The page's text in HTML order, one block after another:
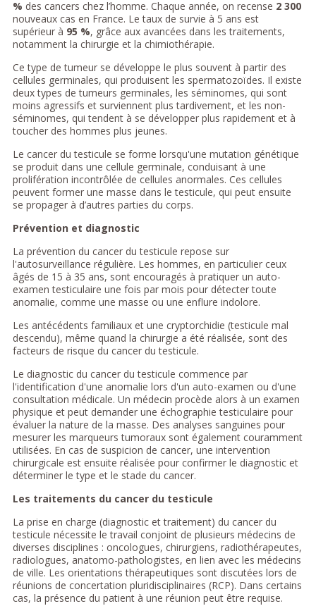
% des cancers chez l’homme. Chaque année, on recense 2 300
nouveaux cas en France. Le taux de survie à 5 ans est
supérieur à 95 %, grâce aux avancées dans les traitements,
notamment la chirurgie et la chimiothérapie.
Ce type de tumeur se développe le plus souvent à partir des
cellules germinales, qui produisent les spermatozoïdes. Il existe
deux types de tumeurs germinales, les séminomes, qui sont
moins agressifs et surviennent plus tardivement, et les non-
séminomes, qui tendent à se développer plus rapidement et à
toucher des hommes plus jeunes.
Le cancer du testicule se forme lorsqu'une mutation génétique
se produit dans une cellule germinale, conduisant à une
prolifération incontrôlée de cellules anormales. Ces cellules
peuvent former une masse dans le testicule, qui peut ensuite
se propager à d’autres parties du corps.
Prévention et diagnostic
La prévention du cancer du testicule repose sur
l'autosurveillance régulière. Les hommes, en particulier ceux
âgés de 15 à 35 ans, sont encouragés à pratiquer un auto-
examen testiculaire une fois par mois pour détecter toute
anomalie, comme une masse ou une enflure indolore.
Les antécédents familiaux et une cryptorchidie (testicule mal
descendu), même quand la chirurgie a été réalisée, sont des
facteurs de risque du cancer du testicule.
Le diagnostic du cancer du testicule commence par
l'identification d'une anomalie lors d'un auto-examen ou d'une
consultation médicale. Un médecin procède alors à un examen
physique et peut demander une échographie testiculaire pour
évaluer la nature de la masse. Des analyses sanguines pour
mesurer les marqueurs tumoraux sont également couramment
utilisées. En cas de suspicion de cancer, une intervention
chirurgicale est ensuite réalisée pour confirmer le diagnostic et
déterminer le type et le stade du cancer.
Les traitements du cancer du testicule
La prise en charge (diagnostic et traitement) du cancer du
testicule nécessite le travail conjoint de plusieurs médecins de
diverses disciplines : oncologues, chirurgiens, radiothérapeutes,
radiologues, anatomo-pathologistes, en lien avec les médecins
de ville. Les orientations thérapeutiques sont discutées lors de
réunions de concertation pluridisciplinaires (RCP). Dans certains
cas, la présence du patient à une réunion peut être requise.